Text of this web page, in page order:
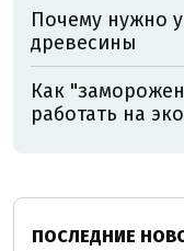
Почему нужно
древесины
Как
работать на
ПОСЛЕДНИЕ